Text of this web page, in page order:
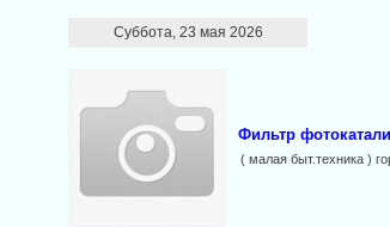
Суббота, 23 мая 2026
Фильтр
( малая быт.техника )